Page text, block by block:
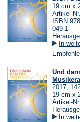
19 cm x
Artikel-
ISBN
049-1
In
Und
2017,
19 cm x
Artikel-
In